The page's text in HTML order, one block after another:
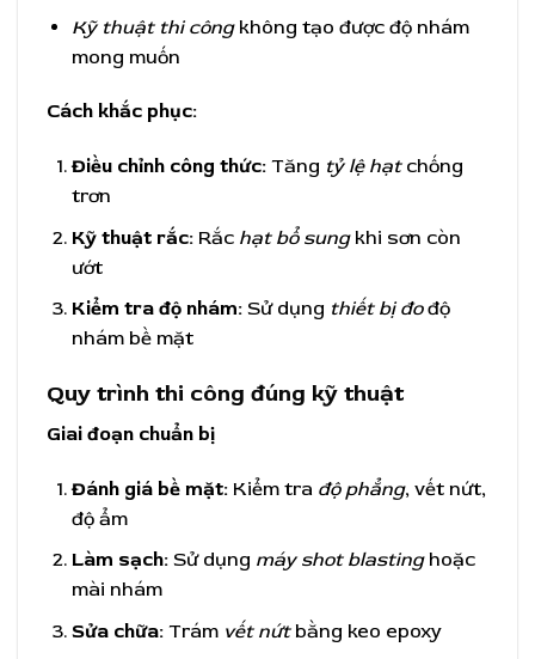
Kỹ thuật thi côngkhông tạo được độ nhám
mong muốn
Cách khắc phục:
Điều chỉnh công thức:Tăng tỷ lệ hạtchống
trơn
Kỹ thuật rắc:Rắc hạt bổ sungkhi sơn còn
ướt
Kiểm tra độ nhám:Sử dụng thiết bị đođộ
nhám bề mặt
Quy trình thi công đúng kỹ thuật
Giai đoạn chuẩn bị
Đánh giá bề mặt:Kiểm tra độ phẳng, vết nứt,
độ ẩm
Làm sạch:Sử dụng máy shot blastinghoặc
mài nhám
Sửa chữa:Trám vết nứtbằng keo epoxy